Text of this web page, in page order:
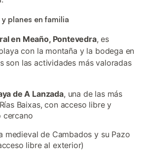
planes en familia
en Meaño, Pontevedra, es
con la montaña y la bodega en
son las actividades más valoradas
de A Lanzada, una de las más
Baixas, con acceso libre y
cercano
medieval de Cambados y su Pazo
libre al exterior)